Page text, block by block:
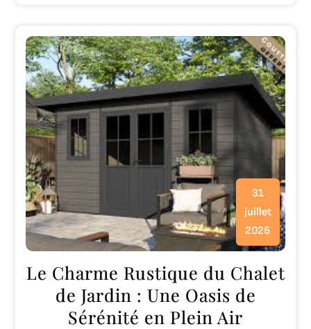
31
juillet
2026
Le Charme Rustique du Chalet
de Jardin : Une Oasis de
Sérénité en Plein Air